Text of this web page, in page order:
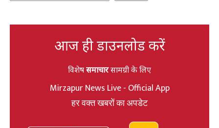
आज ही डाउनलोड करें
विशेषसमाचारसामग्री के लिए
Mirzapur News Live - Official App
हर वक्त खबरों का अपडेट